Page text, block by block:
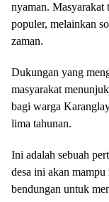
nyaman. Masyarakat
populer, melainkan
zaman.
​Dukungan yang
masyarakat
bagi warga
lima tahunan.
Ini adalah sebuah
desa ini akan
bendungan untuk